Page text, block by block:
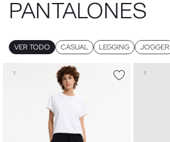
PANTALONES
VER TODO CASUAL LEGGING JOGGER